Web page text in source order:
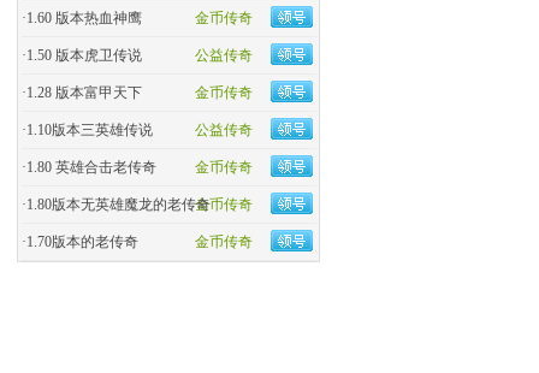
金币传奇
·1.60 版本热血神鹰
公益传奇
·1.50 版本虎卫传说
金币传奇
·1.28 版本富甲天下
公益传奇
·1.10版本三英雄传说
金币传奇
·1.80 英雄合击老传奇
金币传奇
·1.80版本无英雄魔龙的老传奇
金币传奇
·1.70版本的老传奇